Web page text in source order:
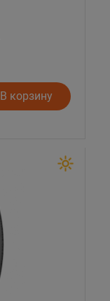
В корзину